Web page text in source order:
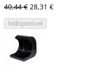
40,44 € 28,31 €
Indisponível